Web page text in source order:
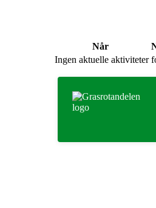
Når
Ingen aktuelle aktiviteter